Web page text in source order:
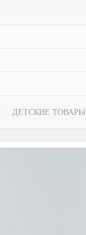
ДЕТСКИЕ ТОВАРЫ